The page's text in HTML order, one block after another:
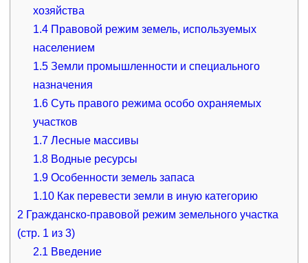
хозяйства
1.4 Правовой режим земель, используемых
населением
1.5 Земли промышленности и специального
назначения
1.6 Суть правого режима особо охраняемых
участков
1.7 Лесные массивы
1.8 Водные ресурсы
1.9 Особенности земель запаса
1.10 Как перевести земли в иную категорию
2 Гражданско-правовой режим земельного участка
(стр. 1 из 3)
2.1 Введение